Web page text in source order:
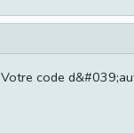
Votre code